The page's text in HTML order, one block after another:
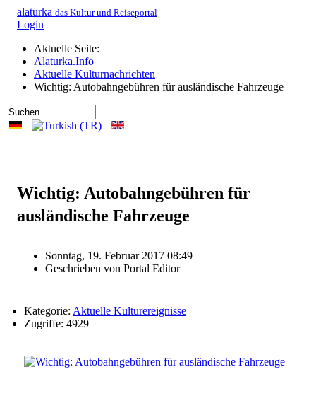
alaturka das Kultur und Reiseportal
Login
Aktuelle Seite:
Alaturka.Info
Aktuelle Kulturnachrichten
Wichtig: Autobahngebühren für ausländische Fahrzeuge
Wichtig: Autobahngebühren für
ausländische Fahrzeuge
Sonntag, 19. Februar 2017 08:49
Geschrieben von Portal Editor
Kategorie: Aktuelle Kulturereignisse
Zugriffe: 4929